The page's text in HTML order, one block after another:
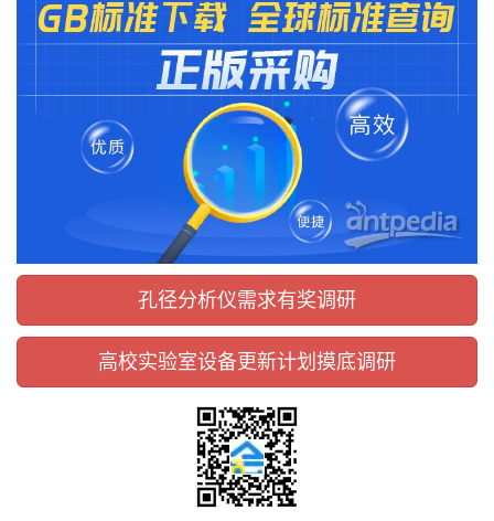
孔径分析仪需求有奖调研
高校实验室设备更新计划摸底调研